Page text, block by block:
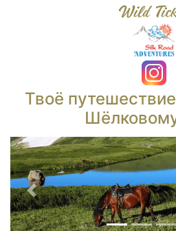
Твоё
Предыдущий